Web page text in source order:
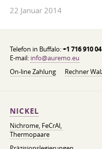
22 Januar 2014
Telefon in Buffalo:+1 716 910
E-mail: info@auremo.eu
On-line Zahlung
Rechner
NICKEL
Nichrome, FeСrAl, ​​
Thermopaare